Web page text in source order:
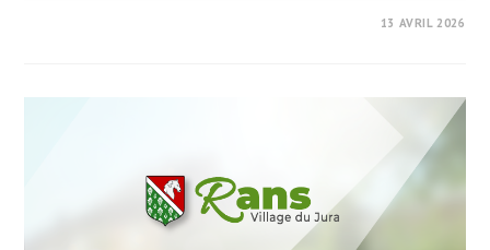
13 AVRIL 2026